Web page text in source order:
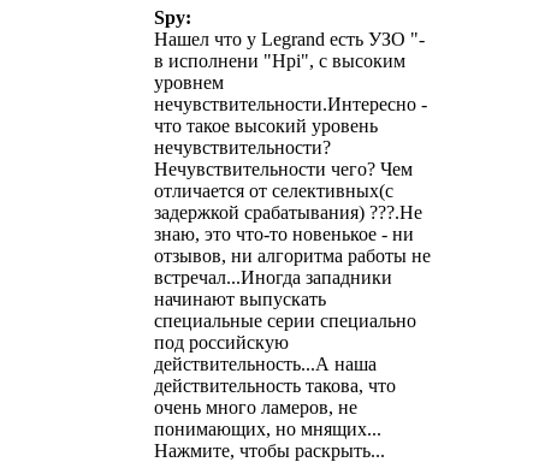
Spy:
Нашел что у Legrand есть УЗО "-
в исполнени "Hpi", с высоким
уровнем
нечувствительности.Интересно -
что такое высокий уровень
нечувствительности?
Нечувствительности чего? Чем
отличается от селективных(с
задержкой срабатывания) ???.Не
знаю, это что-то новенькое - ни
отзывов, ни алгоритма работы не
встречал...Иногда западники
начинают выпускать
специальные серии специально
под российскую
действительность...А наша
действительность такова, что
очень много ламеров, не
понимающих, но мнящих...
Нажмите, чтобы раскрыть...